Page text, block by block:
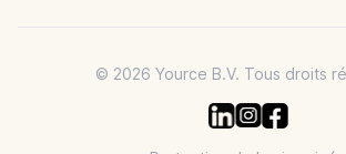
© 2026 Yource B.V. Tous droits